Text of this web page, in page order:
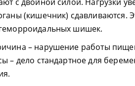
(кишечник) сдавливаются.
шишек.
– нарушение работы
– дело стандартное для